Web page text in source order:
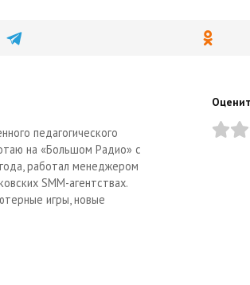
педагогического
на «Большом Радио» с
работал менеджером
SMM-агентствах.
игры, новые